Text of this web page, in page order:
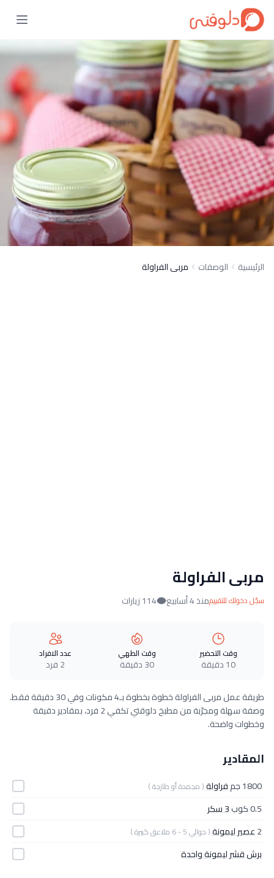
الرئيسية الوصفات مربى الفراولة
مربى الفراولة
سجّل دخولك للتقييممنذ 4 أسابيع 114 زيارات
وقت التحضير
10 دقيقة
وقت الطهي
30 دقيقة
عدد الافراد
2 فرد
طريقة عمل مربى الفراولة خطوة بخطوة بـ4 مكونات وفي 30 دقيقة فقط.
وصفة سهلة ومجرّبة من مطبخ دلوقتي تكفي 2 فرد، بمقادير دقيقة
وخطوات واضحة.
المقادير
1800 جم فراولة( مجمدة أو طازجة )
0.5 كوب
3 سكر
2عصير ليمونة( حوالي 5 - 6 ملاعق كبيرة )
برش قشر ليمونة واحدة